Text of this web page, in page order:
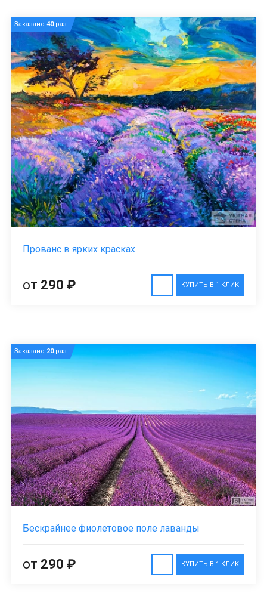
Заказано 40раз
Прованс в ярких красках
КУПИТЬ В 1 КЛИК
от 290 ₽
Заказано 20раз
Бескрайнее фиолетовое поле лаванды
КУПИТЬ В 1 КЛИК
от 290 ₽